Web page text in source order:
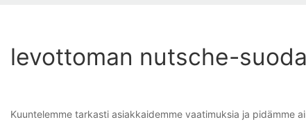
levottoman nutsche-
Kuuntelemme tarkasti asiakkaidemme vaatimuksia ja pidämme